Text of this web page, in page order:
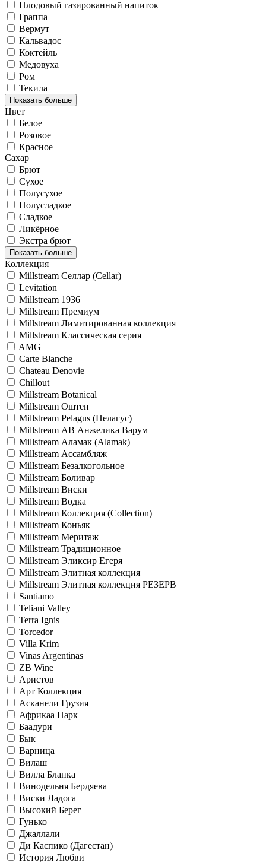
Плодовый газированный напиток
Граппа
Вермут
Кальвадос
Коктейль
Медовуха
Ром
Текила
Показать больше
Цвет
Белое
Розовое
Красное
Сахар
Брют
Сухое
Полусухое
Полусладкое
Сладкое
Ликёрное
Экстра брют
Показать больше
Коллекция
Millstream Селлар (Cellar)
Levitation
Millstream 1936
Millstream Премиум
Millstream Лимитированная коллекция
Millstream Классическая серия
AMG
Carte Blanche
Chateau Denovie
Chillout
Millstream Botanical
Millstream Oштен
Millstream Pelagus (Пелагус)
Millstream АВ Анжелика Варум
Millstream Аламак (Alamak)
Millstream Ассамбляж
Millstream Безалкогольное
Millstream Боливар
Millstream Виски
Millstream Водка
Millstream Коллекция (Collection)
Millstream Коньяк
Millstream Меритаж
Millstream Традиционное
Millstream Эликсир Егеря
Millstream Элитная коллекция
Millstream Элитная коллекция РЕЗЕРВ
Santiamo
Teliani Valley
Terra Ignis
Torcedor
Villa Krim
Vinas Argentinas
ZB Wine
Аристов
Арт Коллекция
Асканели Грузия
Африкаа Парк
Баадури
Бык
Варница
Вилаш
Вилла Бланка
Винодельня Бердяева
Виски Ладога
Высокий Берег
Гунько
Джаллали
Ди Каспико (Дагестан)
История Любви